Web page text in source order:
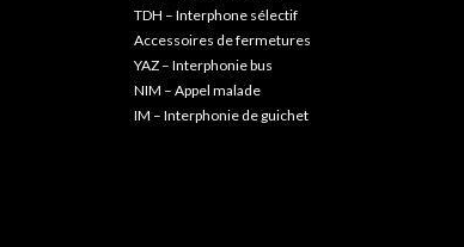
TDH – Interphone sélectif
Accessoires de fermetures
YAZ – Interphonie bus
NIM – Appel malade
IM – Interphonie de guichet